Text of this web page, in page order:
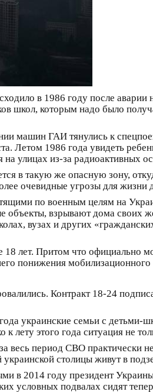
в 1986 году после
школ, которым надо было
машин ГАИ тянулись к
Летом 1986 года увидеть
улицах из-за радиоактивных
в такую же опасную зону,
очевидные угрозы для жизни
по военным целям на
взрывают дома своих
вузах и других
лет. Притом что официально
понижения мобилизационного
Контракт 18-24
украинские семьи с
лету этого года ситуация не
весь период СВО практически
столицы живут в
в 2014 году президент
условных подвалах сидят